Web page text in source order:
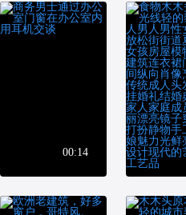
00:14